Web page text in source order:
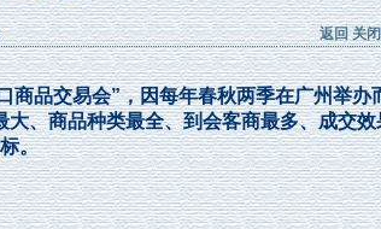
返回 关闭
品交易会”，因每年春秋两季在广州举办
、商品种类最全、到会客商最多、成交效
。